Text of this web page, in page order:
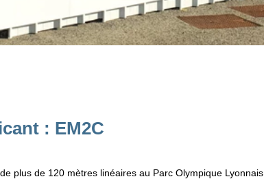
: EM2C
plus de 120 mètres linéaires au Parc Olympique Lyonnais.